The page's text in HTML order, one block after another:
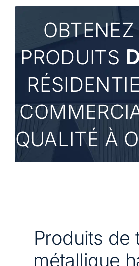
OBTENEZ
PRODUITS
QUALITÉ À
Produits de
métallique